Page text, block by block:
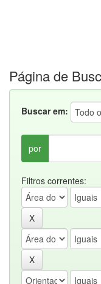
Página de
Buscar em:
por
Filtros correntes: